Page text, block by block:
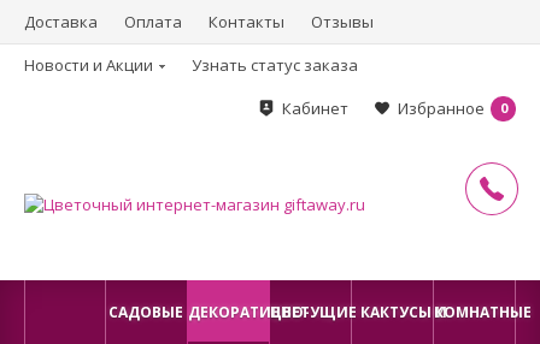
Доставка Оплата Контакты
Отзывы
Новости и Акции
Узнать статус заказа
Избранное
0
Кабинет
САДОВЫЕ ДЕКОРАТИВНО-ЦВЕТУЩИЕ КАКТУСЫ ИКОМНАТНЫЕ